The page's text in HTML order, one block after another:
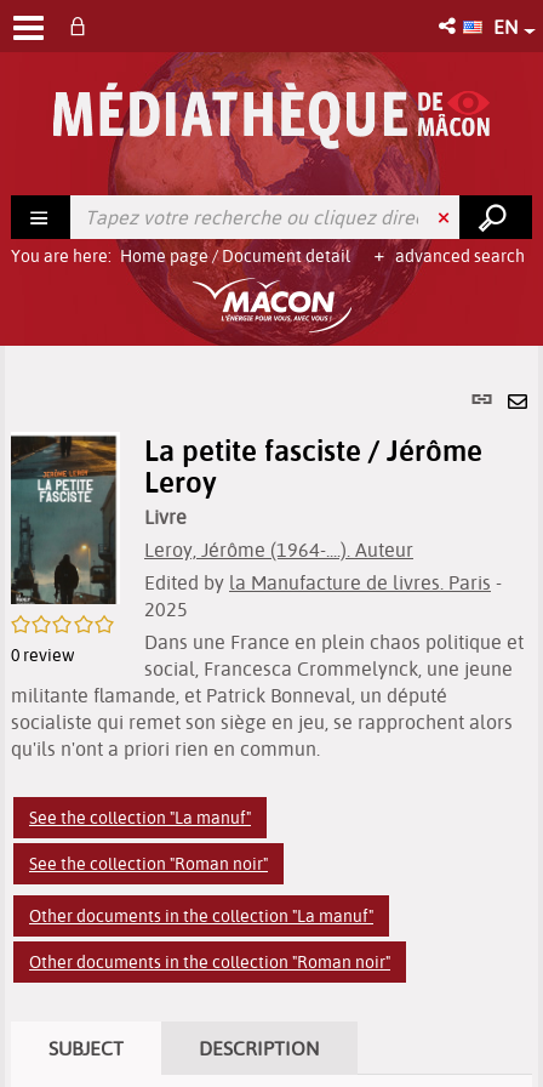
EN
advanced search
You are here: Home page/Document detail
link
/5
0 review
La petite fasciste / Jérôme
Leroy
Livre
Leroy, Jérôme (1964-....). Auteur
Edited by la Manufacture de livres. Paris -
2025
Dans une France en plein chaos politique et
social, Francesca Crommelynck, une jeune
militante flamande, et Patrick Bonneval, un député
socialiste qui remet son siège en jeu, se rapprochent alors
qu'ils n'ont a priori rien en commun.
See the collection "La manuf"
See the collection "Roman noir"
Other documents in the collection "La manuf"
Other documents in the collection "Roman noir"
SUBJECT DESCRIPTION